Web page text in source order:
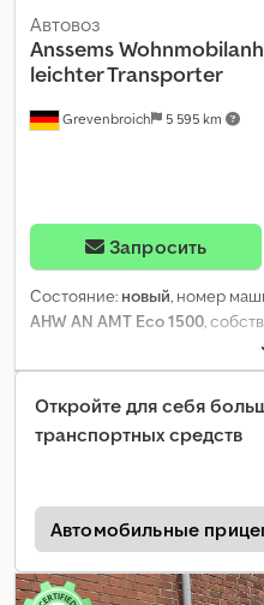
Grevenbroich 5 595 km
Автовоз
Anssems
leichter Transporter
Запросить
Состояние: новый, номер
AHW AN AMT Eco 1500,
, длина грузового
пространства для загрузки:1
Откройте для себя
транспортных средств
Автомобильные